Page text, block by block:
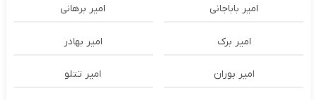
امیر باباجانی امیر برهانی
امیر برک امیر بهادر
امیر بوران امیر تتلو